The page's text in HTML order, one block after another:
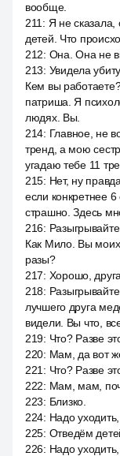
вообще.
211 : Я не сказала,
детей. Что
212: Она. Она не
213: Увидела
Кем вы
патриша. Я
людях. Вы.
214: Главное, не
тренд, а мою
угадаю тебе 11
215: Нет, ну
если конкретнее
страшно. Здесь
216:
Как Мило. Вы моих
разы?
217: Хорошо,
218:
лучшего друга
видели. Вы что,
219: Что? Разве
220: Мам, да вот
221 : Что? Разве
222: Мам, мам,
223: Близко.
224: Надо
225: Отведём
226: Надо